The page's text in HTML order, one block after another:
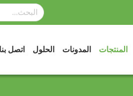
المنتجات المدونات الحلول اتصل بنا